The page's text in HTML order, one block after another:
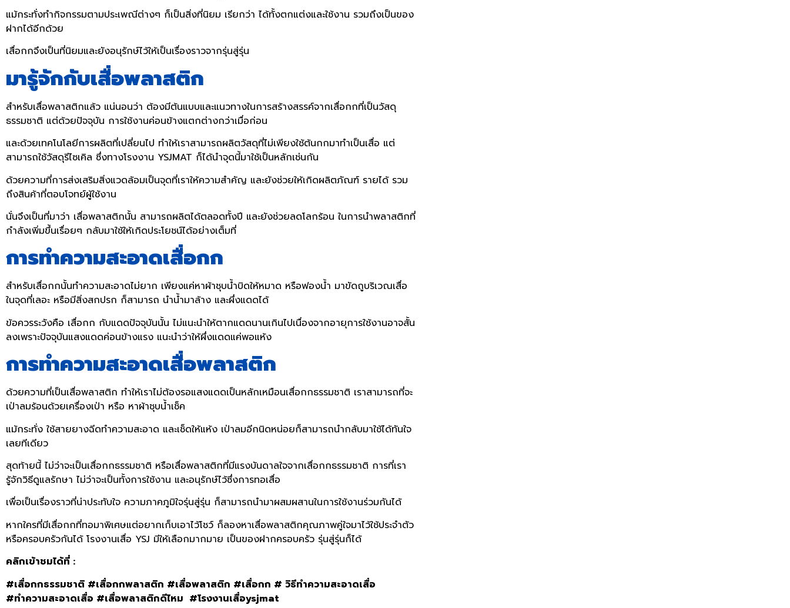
แม้กระทั่งทำกิจกรรมตามประเพณีต่างๆ ก็เป็นสิ่งที่นิยม เรียกว่า ได้ทั้งตกแต่งและใช้งาน รวมถึงเป็นของ
ฝากได้อีกด้วย
เสื่อกกจึงเป็นที่นิยมและยังอนุรักษ์ไว้ให้เป็นเรื่องราวจากรุ่นสู่รุ่น
มารู้จักกับเสื่อพลาสติก
สำหรับเสื่อพลาสติกแล้ว แน่นอนว่า ต้องมีต้นแบบและแนวทางในการสร้างสรรค์จากเสื่อกกที่เป็นวัสดุ
ธรรมชาติ แต่ด้วยปัจจุบัน การใช้งานค่อนข้างแตกต่างกว่าเมื่อก่อน
และด้วยเทคโนโลยีการผลิตที่เปลี่ยนไป ทำให้เราสามารถผลิตวัสดุที่ไม่เพียงใช้ต้นกกมาทำเป็นเสื่อ แต่
สามารถใช้วัสดุรีไซเคิล ซึ่งทางโรงงาน YSJMAT ก็ได้นำจุดนี้มาใช้เป็นหลักเช่นกัน
ด้วยความที่การส่งเสริมสิ่งแวดล้อมเป็นจุดที่เราให้ความสำคัญ และยังช่วยให้เกิดผลิตภัณฑ์ รายได้ รวม
ถึงสินค้าที่ตอบโจทย์ผู้ใช้งาน
นั่นจึงเป็นที่มาว่า เสื่อพลาสติกนั้น สามารถผลิตได้ตลอดทั้งปี และยังช่วยลดโลกร้อน ในการนำพลาสติกที่
กำลังเพิ่มขึ้นเรื่อยๆ กลับมาใช้ให้เกิดประโยชน์ได้อย่างเต็มที่
การทำความสะอาดเสื่อกก
สำหรับเสื่อกกนั้นทำความสะอาดไม่ยาก เพียงแค่หาผ้าชุบน้ำบิดให้หมาด หรือฟองน้ำ มาขัดถูบริเวณเสื่อ
ในจุดที่เลอะ หรือมีสิ่งสกปรก ก็สามารถ นำน้ำมาล้าง และผึ่งแดดได้
ข้อควรระวังคือ เสื่อกก กับแดดปัจจุบันนั้น ไม่แนะนำให้ตากแดดนานเกินไปเนื่องจากอายุการใช้งานอาจสั้น
ลงเพราะปัจจุบันแสงแดดค่อนข้างแรง แนะนำว่าให้ผึ่งแดดแค่พอแห้ง
การทำความสะอาดเสื่อพลาสติก
ด้วยความที่เป็นเสื่อพลาสติก ทำให้เราไม่ต้องรอแสงแดดเป็นหลักเหมือนเสื่อกกธรรมชาติ เราสามารถที่จะ
เป่าลมร้อนด้วยเครื่องเป่า หรือ หาผ้าชุบน้ำเช็ค
แม้กระทั่ง ใช้สายยางฉีดทำความสะอาด และเช็ดให้แห้ง เป่าลมอีกนิดหน่อยก็สามารถนำกลับมาใช้ได้ทันใจ
เลยทีเดียว
สุดท้ายนี้ ไม่ว่าจะเป็นเสื่อกกธรรมชาติ หรือเสื่อพลาสติกที่มีแรงบันดาลใจจากเสื่อกกธรรมชาติ การที่เรา
รู้จักวิธีดูแลรักษา ไม่ว่าจะเป็นทั้งการใช้งาน และอนุรักษ์ไว้ซึ่งการทอเสื่อ
เพื่อเป็นเรื่องราวที่น่าประทับใจ ความภาคภูมิใจรุ่นสู่รุ่น ก็สามารถนำมาผสมผสานในการใช้งานร่วมกันได้
หากใครที่มีเสื่อกกที่ทอมาพิเศษแต่อยากเก็บเอาไว้โชว์ ก็ลองหาเสื่อพลาสติกคุณภาพคู่ใจมาไว้ใช้ประจำตัว
หรือครอบครัวกันได้ โรงงานเสื่อ YSJ มีให้เลือกมากมาย เป็นของฝากครอบครัว รุ่นสู่รุ่นก็ได้
คลิกเข้าชมได้ที่ :
#เสื่อกกธรรมชาติ #เสื่อกกพลาสติก #เสื่อพลาสติก #เสื่อกก # วิธีทำความสะอาดเสื่อ
#ทำความสะอาดเสื่อ #เสื่อพลาสติกดีไหม #โรงงานเสื่อysjmat